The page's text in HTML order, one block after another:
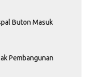
Buton Masuk
Pembangunan